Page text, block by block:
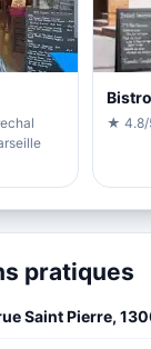
★ 4.8/
pratiques
Saint Pierre,